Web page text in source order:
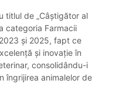
titlul de „Câștigător al
categoria Farmacii
și 2025, fapt ce
și inovație în
consolidându-i
îngrijirea animalelor de